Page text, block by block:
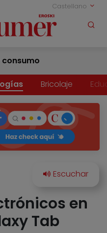
Castellano
Bricolaje
en
Tab